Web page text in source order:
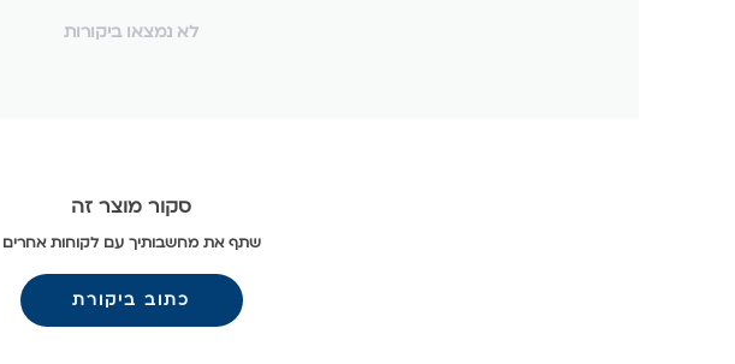
לא נמצאו ביקורות
סקור מוצר זה
שתף את מחשבותיך עם לקוחות אחרים
כתוב ביקורת